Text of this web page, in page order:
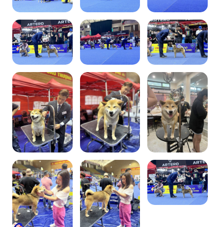
Chó Shiba inu
Chó con có sẵn
Giới thiệu về chó Shiba Inu
Blog